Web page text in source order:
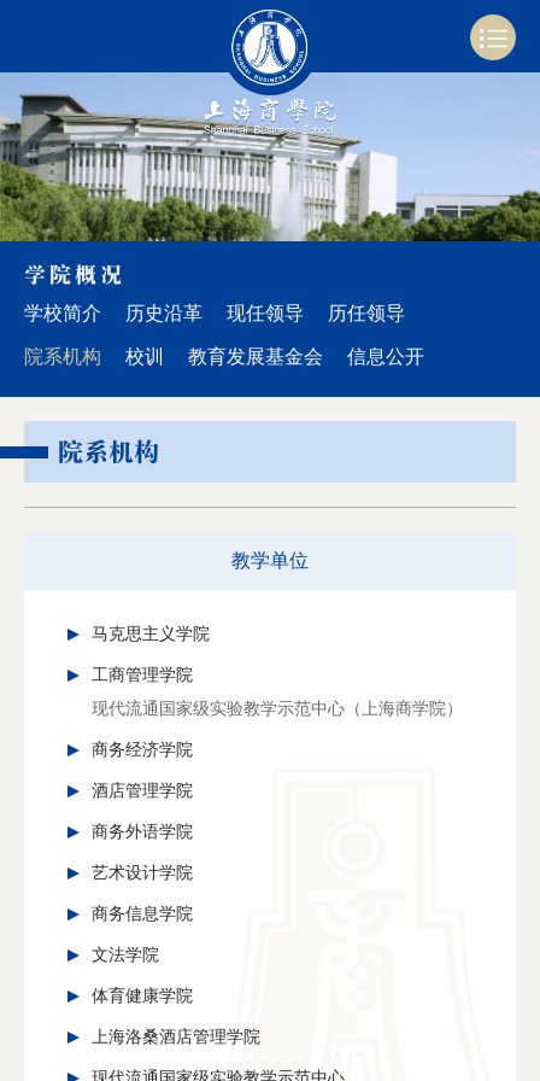
学院概况
学校简介 历史沿革 现任领导 历任领导
院系机构 校训 教育发展基金会 信息公开
院系机构
教学单位
马克思主义学院
工商管理学院
现代流通国家级实验教学示范中心（上海商学院）
商务经济学院
酒店管理学院
商务外语学院
艺术设计学院
商务信息学院
文法学院
体育健康学院
上海洛桑酒店管理学院